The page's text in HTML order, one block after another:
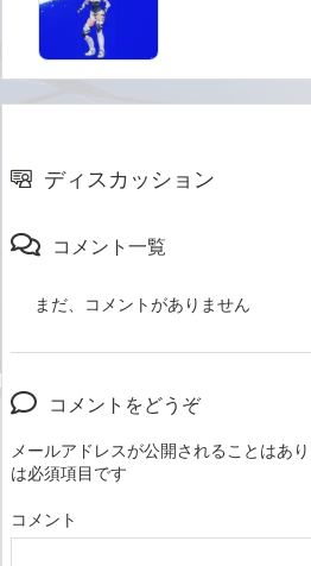
ディスカッション
コメント一覧
まだ、コメントがありません
コメントをどうぞ
メールアドレスが公開されることはあり
は必須項目です
コメント